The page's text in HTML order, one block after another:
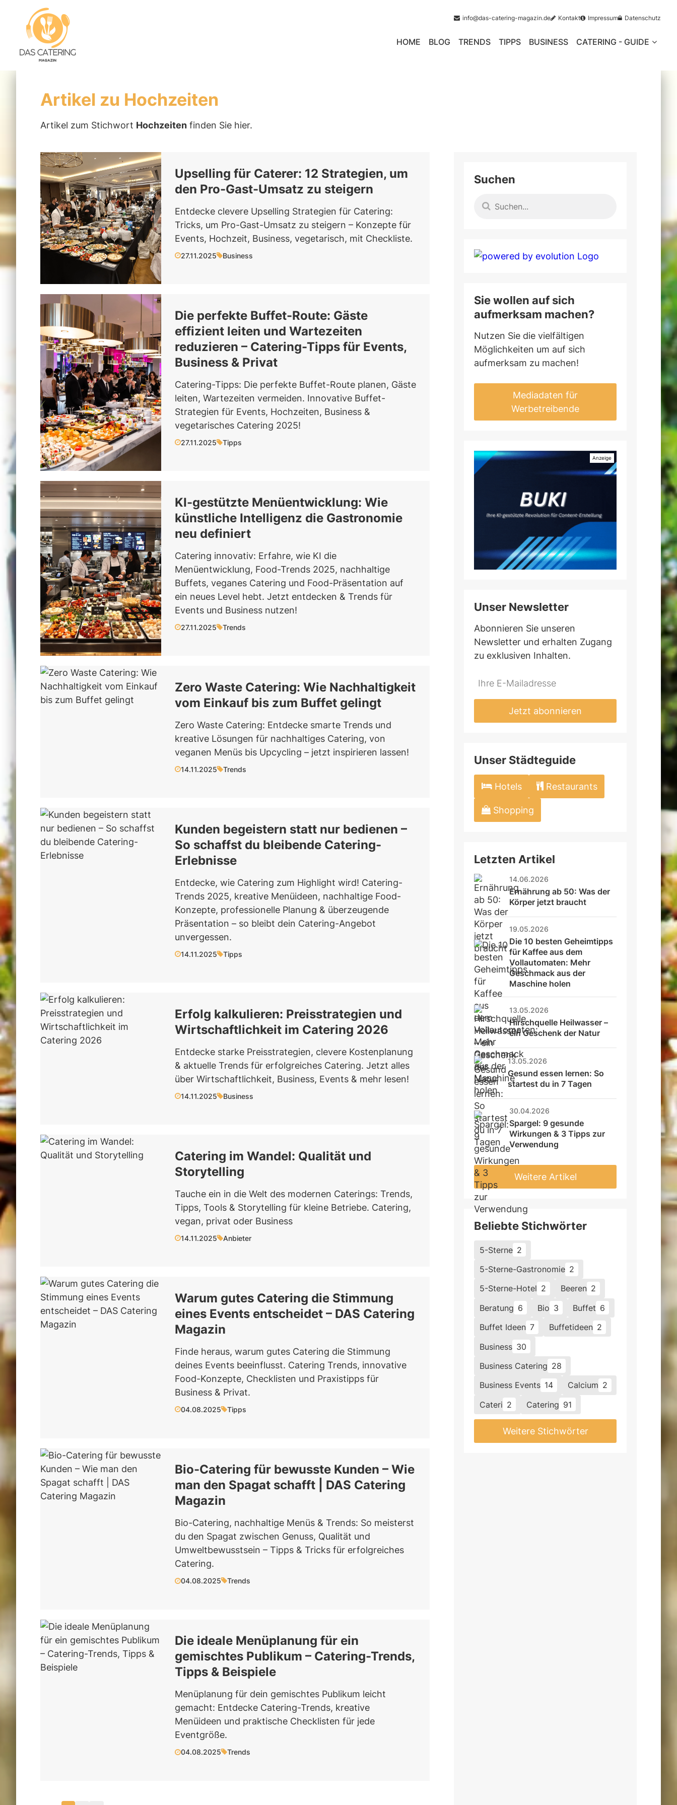
info@das-catering-magazin.de Kontakt Impressum Datenschutz
HOME BLOG TRENDS TIPPS BUSINESS CATERING - GUIDE
Artikel zu Hochzeiten
Artikel zum Stichwort Hochzeiten finden Sie hier.
Upselling für Caterer: 12 Strategien, um
den Pro-Gast-Umsatz zu steigern
Entdecke clevere Upselling Strategien für Catering:
Tricks, um Pro-Gast-Umsatz zu steigern – Konzepte für
Events, Hochzeit, Business, vegetarisch, mit Checkliste.
27.11.2025 Business
Die perfekte Buffet-Route: Gäste
effizient leiten und Wartezeiten
reduzieren – Catering-Tipps für Events,
Business & Privat
Catering-Tipps: Die perfekte Buffet-Route planen, Gäste
leiten, Wartezeiten vermeiden. Innovative Buffet-
Strategien für Events, Hochzeiten, Business &
vegetarisches Catering 2025!
27.11.2025 Tipps
KI-gestützte Menüentwicklung: Wie
künstliche Intelligenz die Gastronomie
neu definiert
Catering innovativ: Erfahre, wie KI die
Menüentwicklung, Food-Trends 2025, nachhaltige
Buffets, veganes Catering und Food-Präsentation auf
ein neues Level hebt. Jetzt entdecken & Trends für
Events und Business nutzen!
27.11.2025 Trends
Zero Waste Catering: Wie Nachhaltigkeit
vom Einkauf bis zum Buffet gelingt
Zero Waste Catering: Entdecke smarte Trends und
kreative Lösungen für nachhaltiges Catering, von
veganen Menüs bis Upcycling – jetzt inspirieren lassen!
14.11.2025 Trends
Kunden begeistern statt nur bedienen –
So schaffst du bleibende Catering-
Erlebnisse
Entdecke, wie Catering zum Highlight wird! Catering-
Trends 2025, kreative Menüideen, nachhaltige Food-
Konzepte, professionelle Planung & überzeugende
Präsentation – so bleibt dein Catering-Angebot
unvergessen.
14.11.2025 Tipps
Erfolg kalkulieren: Preisstrategien und
Wirtschaftlichkeit im Catering 2026
Entdecke starke Preisstrategien, clevere Kostenplanung
& aktuelle Trends für erfolgreiches Catering. Jetzt alles
über Wirtschaftlichkeit, Business, Events & mehr lesen!
14.11.2025 Business
Catering im Wandel: Qualität und
Storytelling
Tauche ein in die Welt des modernen Caterings: Trends,
Tipps, Tools & Storytelling für kleine Betriebe. Catering,
vegan, privat oder Business
14.11.2025 Anbieter
Warum gutes Catering die Stimmung
eines Events entscheidet – DAS Catering
Magazin
Finde heraus, warum gutes Catering die Stimmung
deines Events beeinflusst. Catering Trends, innovative
Food-Konzepte, Checklisten und Praxistipps für
Business & Privat.
04.08.2025 Tipps
Bio-Catering für bewusste Kunden – Wie
man den Spagat schafft | DAS Catering
Magazin
Bio-Catering, nachhaltige Menüs & Trends: So meisterst
du den Spagat zwischen Genuss, Qualität und
Umweltbewusstsein – Tipps & Tricks für erfolgreiches
Catering.
04.08.2025 Trends
Die ideale Menüplanung für ein
gemischtes Publikum – Catering-Trends,
Tipps & Beispiele
Menüplanung für dein gemischtes Publikum leicht
gemacht: Entdecke Catering-Trends, kreative
Menüideen und praktische Checklisten für jede
Eventgröße.
04.08.2025 Trends
Suchen
Sie wollen auf sich
aufmerksam machen?
Nutzen Sie die vielfältigen
Möglichkeiten um auf sich
aufmerksam zu machen!
Mediadaten für
Werbetreibende
Unser Newsletter
Abonnieren Sie unseren
Newsletter und erhalten Zugang
zu exklusiven Inhalten.
Jetzt abonnieren
Unser Städteguide
Hotels Restaurants
Shopping
Letzten Artikel
14.06.2026
Ernährung ab 50: Was der
Körper jetzt braucht
19.05.2026
Die 10 besten Geheimtipps
für Kaffee aus dem
Vollautomaten: Mehr
Geschmack aus der
Maschine holen
13.05.2026
Hirschquelle Heilwasser –
ein Geschenk der Natur
13.05.2026
Gesund essen lernen: So
startest du in 7 Tagen
30.04.2026
Spargel: 9 gesunde
Wirkungen & 3 Tipps zur
Verwendung
Weitere Artikel
Beliebte Stichwörter
5-Sterne 2
5-Sterne-Gastronomie 2
5-Sterne-Hotel 2 Beeren 2
Beratung 6 Bio 3 Buffet 6
Buffet Ideen 7 Buffetideen 2
Business 30
Business Catering 28
Business Events 14 Calcium 2
Cateri 2 Catering 91
Weitere Stichwörter